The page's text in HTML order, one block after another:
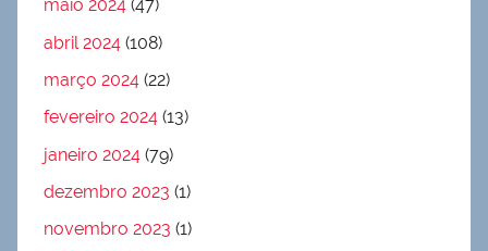
maio 2024 (47)
abril 2024 (108)
março 2024 (22)
fevereiro 2024 (13)
janeiro 2024 (79)
dezembro 2023 (1)
novembro 2023 (1)